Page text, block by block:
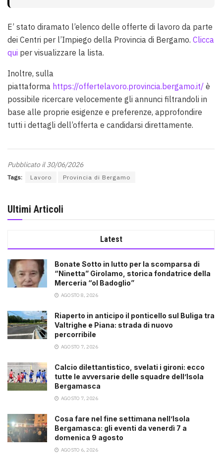
E’ stato diramato l’elenco delle offerte di lavoro da parte
dei Centri per l’Impiego della Provincia di Bergamo. Clicca
qui per visualizzare la lista.
Inoltre, sulla
piattaforma https://offertelavoro.provincia.bergamo.it/ è
possibile ricercare velocemente gli annunci filtrandoli in
base alle proprie esigenze e preferenze, approfondire
tutti i dettagli dell’offerta e candidarsi direttamente.
Pubblicato il 30/06/2026
Tags: Lavoro Provincia di Bergamo
Ultimi Articoli
Latest
Bonate Sotto in lutto per la scomparsa di
“Ninetta” Girolamo, storica fondatrice della
Merceria “ol Badoglio”
AGOSTO 8, 2026
Riaperto in anticipo il ponticello sul Buliga tra
Valtrighe e Piana: strada di nuovo
percorribile
AGOSTO 7, 2026
Calcio dilettantistico, svelati i gironi: ecco
tutte le avversarie delle squadre dell’Isola
Bergamasca
AGOSTO 7, 2026
Cosa fare nel fine settimana nell’Isola
Bergamasca: gli eventi da venerdì 7 a
domenica 9 agosto
AGOSTO 6, 2026